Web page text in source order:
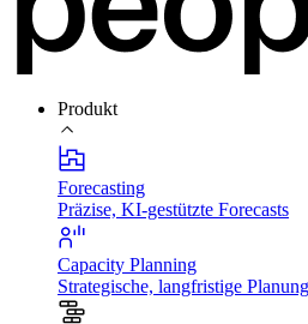
Produkt
Forecasting
Präzise, KI-gestützte Forecasts
Capacity Planning
Strategische, langfristige Planung